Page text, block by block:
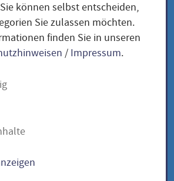
/ Solanum
Ribisel / Solanum
können selbst entscheiden,
Sie zulassen möchten.
finden Sie in unseren
/ Impressum.